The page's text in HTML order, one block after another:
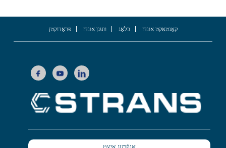
פּראָדוקטן וועגן אונדז בלאָג קאָנטאַקט אונדז